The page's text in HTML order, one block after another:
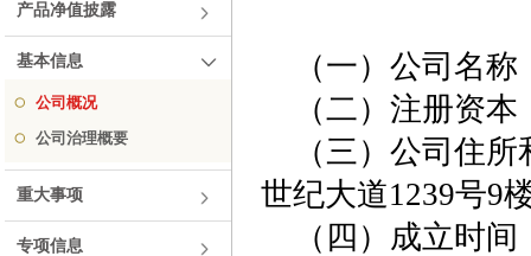
产品净值披露
基本信息
公司概况
公司治理概要
重大事项
专项信息
（一）公司名
（二）注册资
（三）公司住
世纪大道1239号9
（四）成立时